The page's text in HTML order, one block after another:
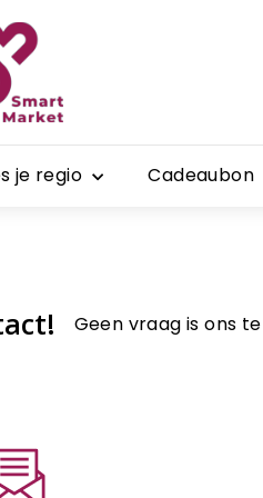
S
m
a
r
t
M
e
t
je regio Cadeaubon
Geen vraag is ons